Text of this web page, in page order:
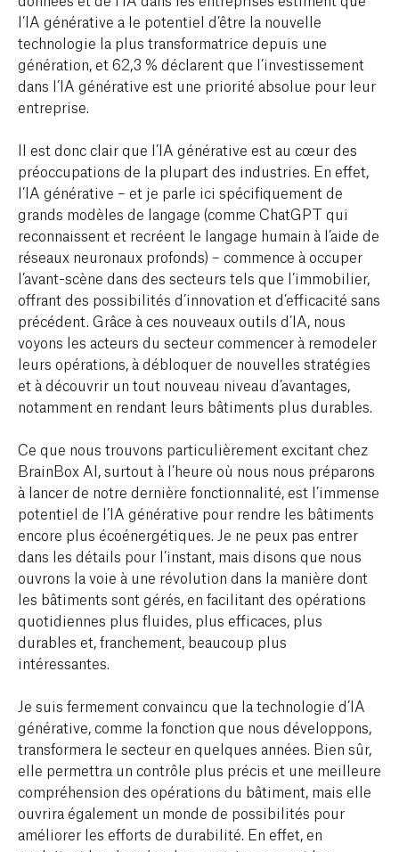
l’IA générative a le potentiel d’être la nouvelle
technologie la plus transformatrice depuis une
génération, et 62,3 % déclarent que l’investissement
dans l’IA générative est une priorité absolue pour leur
entreprise.
Il est donc clair que l’IA générative est au cœur des
préoccupations de la plupart des industries. En effet,
l’IA générative – et je parle ici spécifiquement de
grands modèles de langage (comme ChatGPT qui
reconnaissent et recréent le langage humain à l’aide de
réseaux neuronaux profonds) – commence à occuper
l’avant-scène dans des secteurs tels que l’immobilier,
offrant des possibilités d’innovation et d’efficacité sans
précédent. Grâce à ces nouveaux outils d’IA, nous
voyons les acteurs du secteur commencer à remodeler
leurs opérations, à débloquer de nouvelles stratégies
et à découvrir un tout nouveau niveau d’avantages,
notamment en rendant leurs bâtiments plus durables.
Ce que nous trouvons particulièrement excitant chez
BrainBox AI, surtout à l’heure où nous nous préparons
à lancer de notre dernière fonctionnalité, est l’immense
potentiel de l’IA générative pour rendre les bâtiments
encore plus écoénergétiques. Je ne peux pas entrer
dans les détails pour l’instant, mais disons que nous
ouvrons la voie à une révolution dans la manière dont
les bâtiments sont gérés, en facilitant des opérations
quotidiennes plus fluides, plus efficaces, plus
durables et, franchement, beaucoup plus
intéressantes.
Je suis fermement convaincu que la technologie d’IA
générative, comme la fonction que nous développons,
transformera le secteur en quelques années. Bien sûr,
elle permettra un contrôle plus précis et une meilleure
compréhension des opérations du bâtiment, mais elle
ouvrira également un monde de possibilités pour
améliorer les efforts de durabilité. En effet, en